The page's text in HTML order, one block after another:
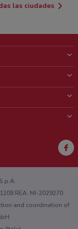
las ciudades
REA: MI-2029270
and coordination of